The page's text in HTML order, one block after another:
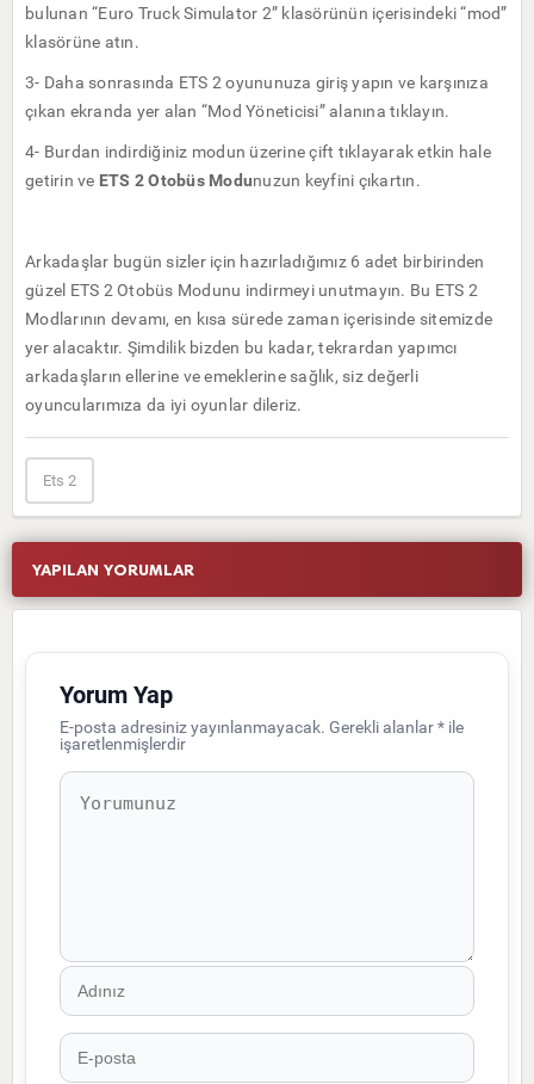
bulunan “Euro Truck Simulator 2” klasörünün içerisindeki “mod”
klasörüne atın.
3- Daha sonrasında ETS 2 oyununuza giriş yapın ve karşınıza
çıkan ekranda yer alan “Mod Yöneticisi” alanına tıklayın.
4- Burdan indirdiğiniz modun üzerine çift tıklayarak etkin hale
getirin ve ETS 2 Otobüs Modunuzun keyfini çıkartın.
Arkadaşlar bugün sizler için hazırladığımız 6 adet birbirinden
güzel ETS 2 Otobüs Modunu indirmeyi unutmayın. Bu ETS 2
Modlarının devamı, en kısa sürede zaman içerisinde sitemizde
yer alacaktır. Şimdilik bizden bu kadar, tekrardan yapımcı
arkadaşların ellerine ve emeklerine sağlık, siz değerli
oyuncularımıza da iyi oyunlar dileriz.
Ets 2
YAPILAN YORUMLAR
Yorum Yap
E-posta adresiniz yayınlanmayacak. Gerekli alanlar* ile
işaretlenmişlerdir